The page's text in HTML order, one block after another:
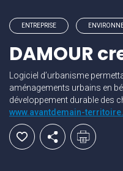
ENTREPRISE
DAMOUR
Logiciel d’urbanisme
aménagements urbains en
développement durable des
www.avantdemain-